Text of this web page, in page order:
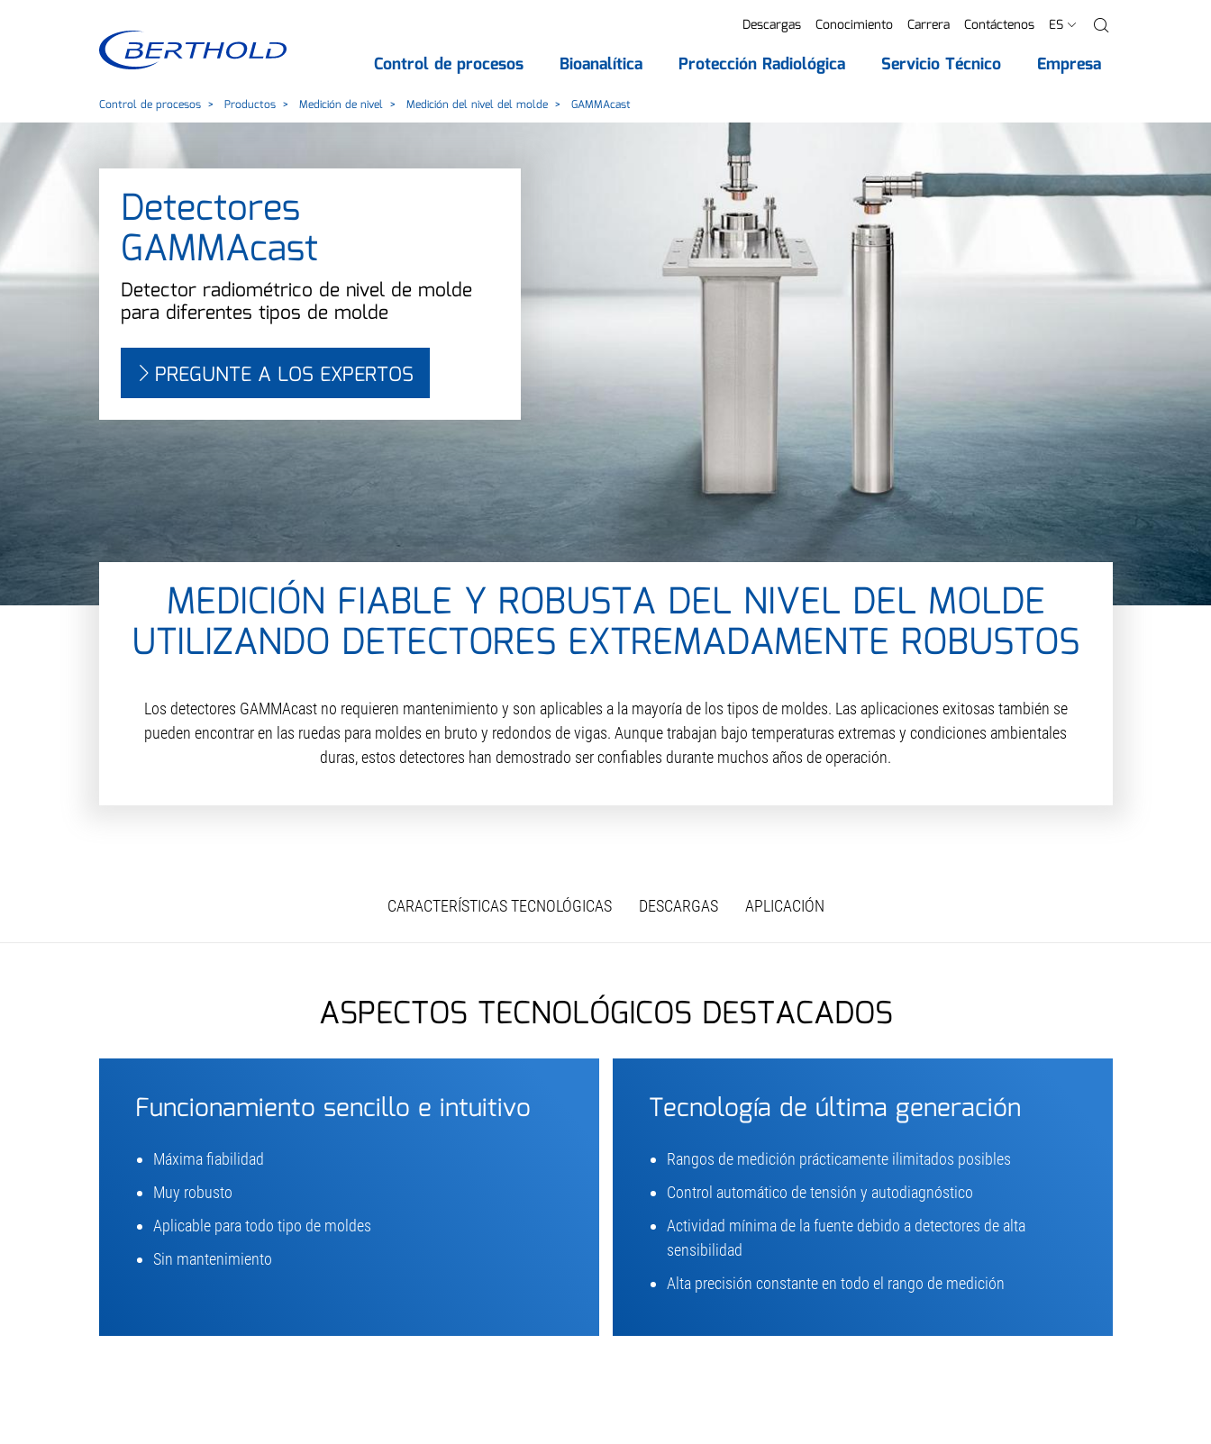
Descargas Conocimiento Carrera Contáctenos ES
Control de procesos Bioanalítica Protección Radiológica Servicio Técnico Empresa
Control de procesos Productos Medición de nivel Medición del nivel del molde GAMMAcast
Detectores
GAMMAcast
Detector radiométrico de nivel de molde
para diferentes tipos de molde
PREGUNTE A LOS EXPERTOS
MEDICIÓN FIABLE Y ROBUSTA DEL NIVEL DEL MOLDE
UTILIZANDO DETECTORES EXTREMADAMENTE ROBUSTOS
Los detectores GAMMAcast no requieren mantenimiento y son aplicables a la mayoría de los tipos de moldes. Las aplicaciones exitosas también se
pueden encontrar en las ruedas para moldes en bruto y redondos de vigas. Aunque trabajan bajo temperaturas extremas y condiciones ambientales
duras, estos detectores han demostrado ser confiables durante muchos años de operación.
CARACTERÍSTICAS TECNOLÓGICAS DESCARGAS APLICACIÓN
ASPECTOS TECNOLÓGICOS DESTACADOS
Funcionamiento sencillo e intuitivo
Máxima fiabilidad
Muy robusto
Aplicable para todo tipo de moldes
Sin mantenimiento
Tecnología de última generación
Rangos de medición prácticamente ilimitados posibles
Control automático de tensión y autodiagnóstico
Actividad mínima de la fuente debido a detectores de alta
sensibilidad
Alta precisión constante en todo el rango de medición